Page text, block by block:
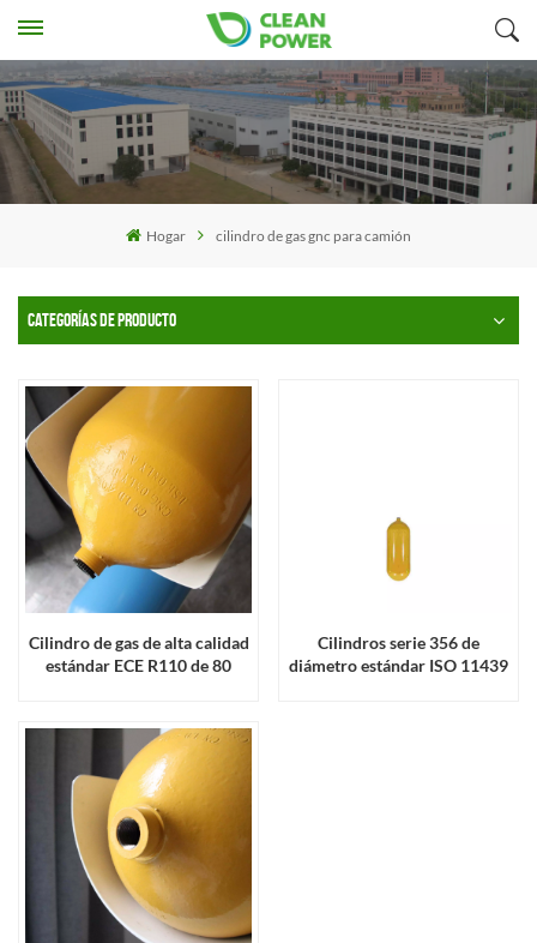
Hogar cilindro de gas gnc para camión
CATEGORÍAS DE PRODUCTO
Cilindro de gas de alta calidad
estándar ECE R110 de 80
Cilindros serie 356 de
diámetro estándar ISO 11439